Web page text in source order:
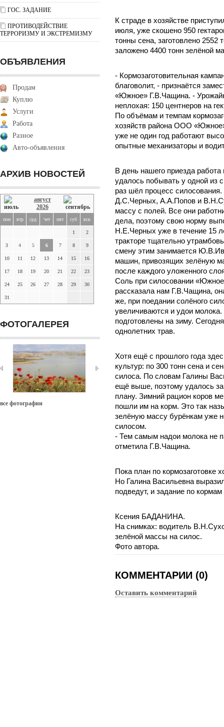
ГОС. ЗАДАНИЕ
ПРОТИВОДЕЙСТВИЕ
ТЕРРОРИЗМУ И ЭКСТРЕМИЗМУ
ОБЪЯВЛЕНИЯ
Продам
Куплю
Услуги
Работа
Разное
Авто-объявления
АРХИВ НОВОСТЕЙ
август
2026
пон втр срд чет пят суб вск
1 2
3 4 5 6 7 8 9
10 11 12 13 14 15 16
17 18 19 20 21 22 23
24 25 26 27 28 29 30
31
ФОТОГАЛЕРЕЯ
все фотографии
К страде в хозяйстве
июля, уже скошено 950
тонны сена, заготовлено 2552
заложено 4400 тонн зелёной
- Кормозаготовительная
благоволит, - признаётся
«Южное» Г.В.Чащина. -
неплохая: 150 центнеров на
По объёмам и темпам
хозяйств района ООО
уже не один год работают
опытные механизаторы и
В день нашего приезда
удалось побывать у одной из
раз шёл процесс
Д.С.Черных, А.А.Попов и
массу с полей. Все они
дела, поэтому свою норму
Н.Е.Черных уже в течение 15
тракторе тщательно
смену этим занимается
машин, привозящих зелёную
после каждого уложенного
Соль при силосовании
рассказала нам Г.В.Чащина,
же, при поедании солёного
увеличиваются и удои
подготовлены на зиму.
однолетних трав.
Хотя ещё с прошлого года
культур: по 300 тонн сена и
силоса. По словам Галины
ещё выше, поэтому удалось
плану. Зимний рацион коров
пошли им на корм. Это так
зелёную массу бурёнкам уже
силосом.
- Тем самым надои молока не
отметила Г.В.Чащина.
Пока план по кормозаготовке
Но Галина Васильевна
подведут, и задание по
Ксения БАДАНИНА.
На снимках: водитель
зелёной массы на силос.
Фото автора.
КОММЕНТАРИИ (0)
Оставить комментарий